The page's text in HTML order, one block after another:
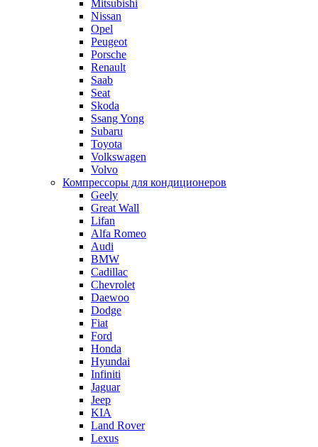
Mitsubishi
Nissan
Opel
Peugeot
Porsche
Renault
Saab
Seat
Skoda
Ssang Yong
Subaru
Toyota
Volkswagen
Volvo
Компрессоры для кондиционеров
Geely
Great Wall
Lifan
Alfa Romeo
Audi
BMW
Cadillac
Chevrolet
Daewoo
Dodge
Fiat
Ford
Honda
Hyundai
Infiniti
Jaguar
Jeep
KIA
Land Rover
Lexus